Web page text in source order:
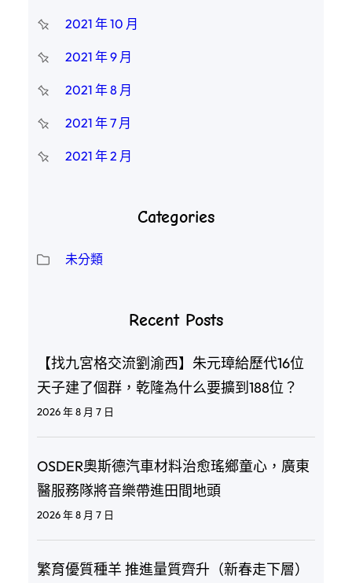
2021 年 10 月
2021 年 9 月
2021 年 8 月
2021 年 7 月
2021 年 2 月
Categories
未分類
Recent Posts
【找九宮格交流劉渝西】朱元璋給歷代16位
天子建了個群，乾隆為什么要擴到188位？
2026 年 8 月 7 日
OSDER奧斯德汽車材料治愈瑤鄉童心，廣東
醫服務隊將音樂帶進田間地頭
2026 年 8 月 7 日
繁育優質種羊 推進量質齊升（新春走下層）